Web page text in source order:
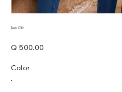
Jean 1780
Q 500.00
Color